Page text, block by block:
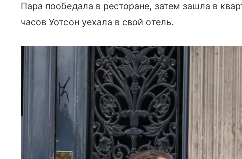
Пара пообедала в ресторане, затем зашла в
часов Уотсон уехала в свой отель.